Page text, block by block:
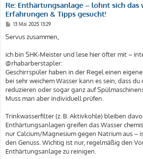
Re: Enthärtungsanlage – lohnt sich das
Erfahrungen & Tipps gesucht!
B
i
t
a
g
13 Mai 2025 13:29
Servus zusammen,
ich bin SHK-Meister und lese hier öfter mit –
@rhabarberstapler:
Geschirrspüler haben in der Regel einen
bei sehr weichem Wasser kann es sein, dass
reduzieren oder sogar ganz auf
Muss man aber individuell prüfen.
Trinkwasserfilter (z. B. Aktivkohle) bleiben
Enthärtungsanlagen greifen das Wasser
nur Calcium/Magnesium gegen Natrium aus –
den Genuss. Wichtig ist nur, regelmäßig den
Enthärtungsanlage zu reinigen.